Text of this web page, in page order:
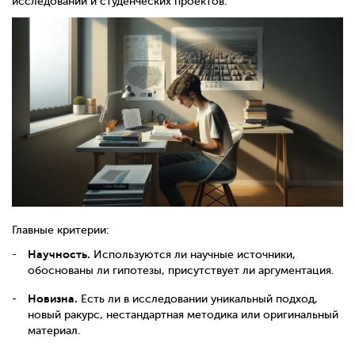
Главные критерии:
Научность. Используются ли научные источники,
обоснованы ли гипотезы, присутствует ли аргументация.
Новизна. Есть ли в исследовании уникальный подход,
новый ракурс, нестандартная методика или оригинальный
материал.